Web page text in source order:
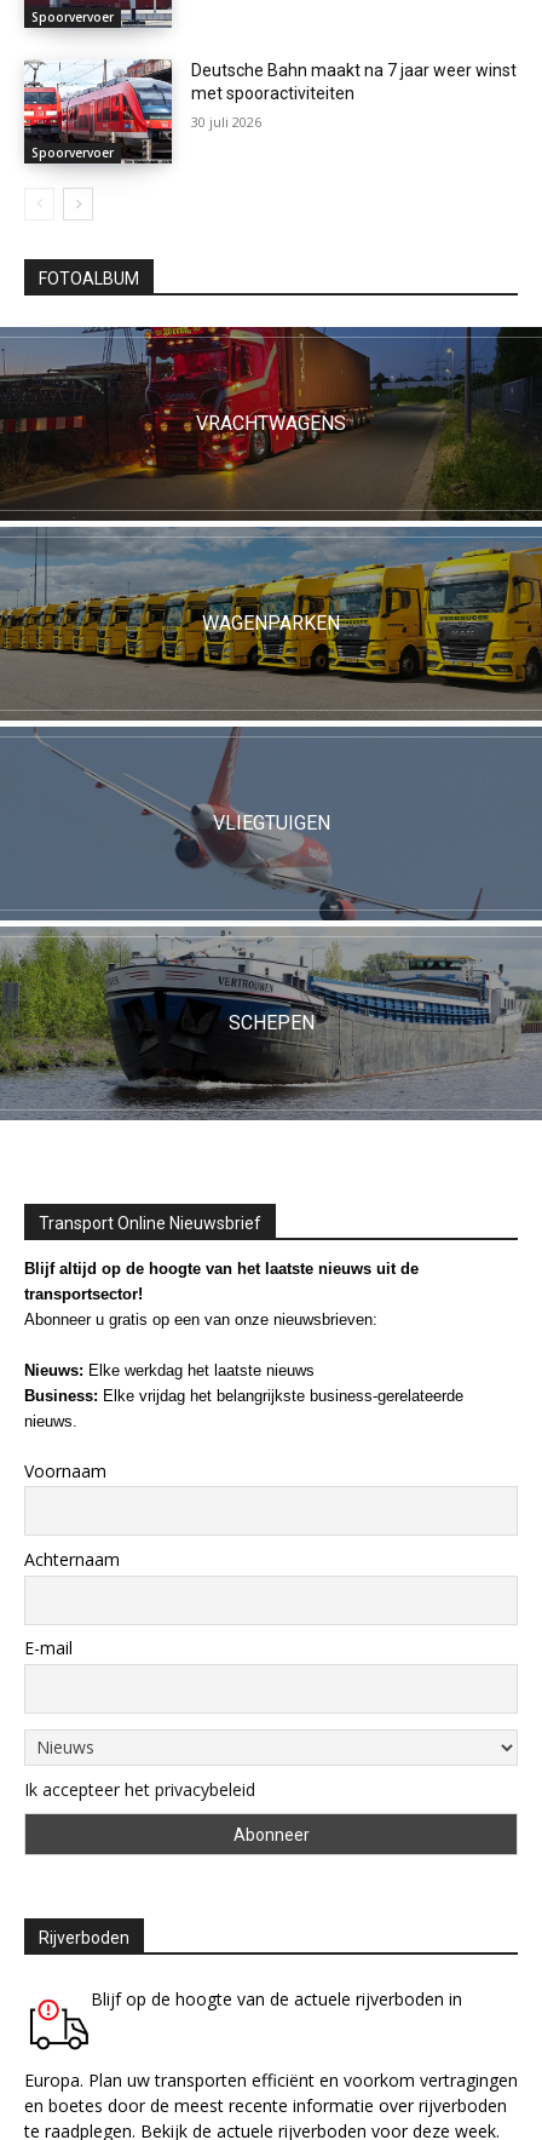
Spoorvervoer
Spoorvervoer
Deutsche Bahn maakt na 7 jaar weer winst
met spooractiviteiten
30 juli 2026
FOTOALBUM
VRACHTWAGENS
WAGENPARKEN
VLIEGTUIGEN
SCHEPEN
Transport Online Nieuwsbrief
Blijf altijd op de hoogte van het laatste nieuws uit de
transportsector!
Abonneer u gratis op een van onze nieuwsbrieven:
Nieuws: Elke werkdag het laatste nieuws
Business: Elke vrijdag het belangrijkste business-gerelateerde
nieuws.
Voornaam
Achternaam
E-mail
Ik accepteer het privacybeleid
Rijverboden
Blijf op de hoogte van de actuele rijverboden in
Europa. Plan uw transporten efficiënt en voorkom vertragingen
en boetes door de meest recente informatie over rijverboden
te raadplegen. Bekijk de actuele rijverboden voor deze week.